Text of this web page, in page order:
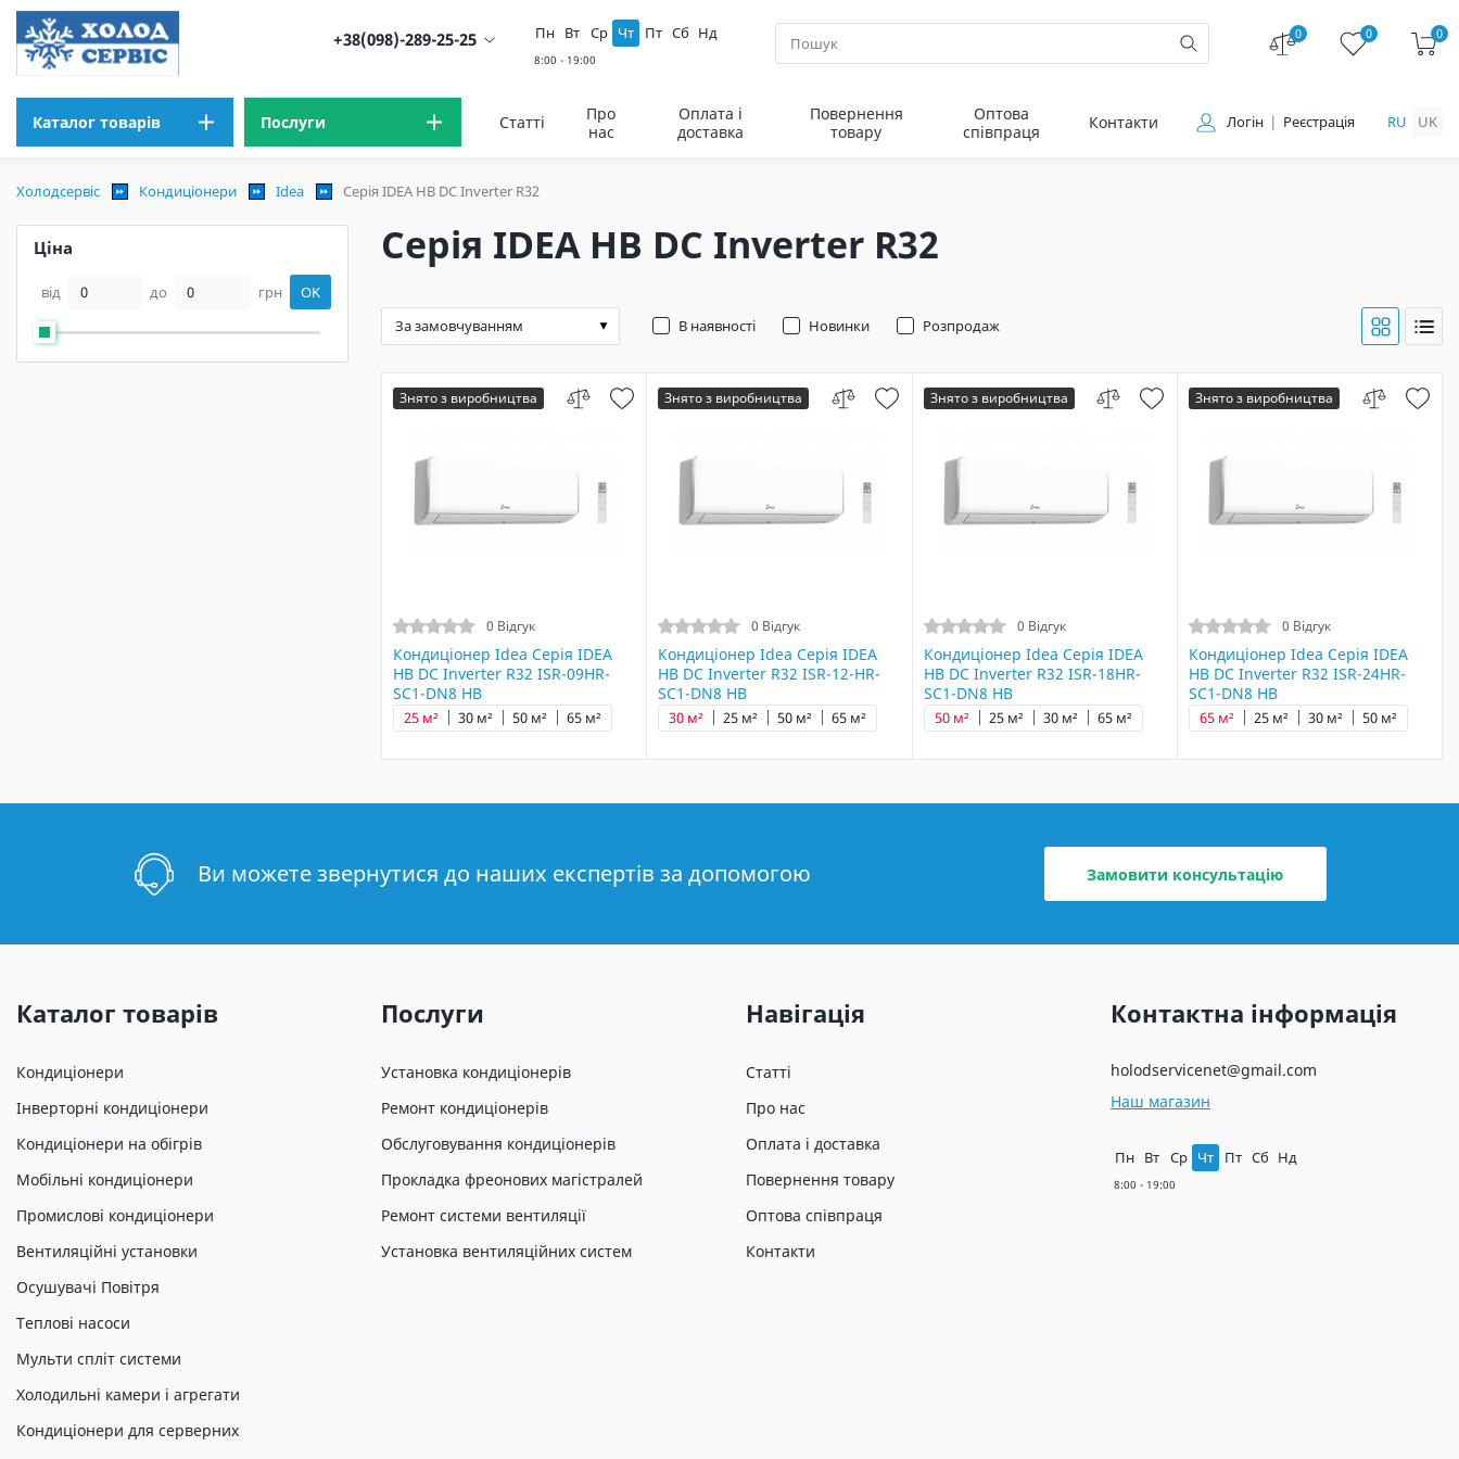
+38(098)-289-25-25 Пн Вт Ср Чт Пт Сб Нд 0 0 0
Каталог товарів Послуги Статті
Про
нас
Оплата і
доставка
Повернення
товару
Оптова
співпраця
Контакти Логін Реєстрація RU UK
Холодсервіс Кондиціонери Idea Серія IDEA HB DC Inverter R32
Ціна
від до грн OK
Серія IDEA HB DC Inverter R32
В наявності Новинки Розпродаж
Знято з виробництва
0 Відгук
Кондиціонер Idea Серія IDEA
HB DC Inverter R32 ISR-09HR-
SC1-DN8 HB
25 м² 30 м² 50 м² 65 м²
Знято з виробництва
0 Відгук
Кондиціонер Idea Серія IDEA
HB DC Inverter R32 ISR-12-HR-
SC1-DN8 HB
25 м²
30 м² 50 м² 65 м²
Знято з виробництва
0 Відгук
Кондиціонер Idea Серія IDEA
HB DC Inverter R32 ISR-18HR-
SC1-DN8 HB
25 м² 30 м²
50 м² 65 м²
Знято з виробництва
0 Відгук
Кондиціонер Idea Серія IDEA
HB DC Inverter R32 ISR-24HR-
SC1-DN8 HB
25 м² 30 м² 50 м²
65 м²
Ви можете звернутися до наших експертів за допомогою Замовити консультацію
Каталог товарів
Кондиціонери
Інверторні кондиціонери
Кондиціонери на обігрів
Мобільні кондиціонери
Промислові кондиціонери
Вентиляційні установки
Осушувачі Повітря
Теплові насоси
Мульти спліт системи
Холодильні камери і агрегати
Кондиціонери для серверних
Послуги
Установка кондиціонерів
Ремонт кондиціонерів
Обслуговування кондиціонерів
Прокладка фреонових магістралей
Ремонт системи вентиляції
Установка вентиляційних систем
Навігація
Статті
Про нас
Оплата і доставка
Повернення товару
Оптова співпраця
Контакти
Контактна інформація
holodservicenet@gmail.com
Наш магазин
Пн Вт Ср Чт Пт Сб Нд